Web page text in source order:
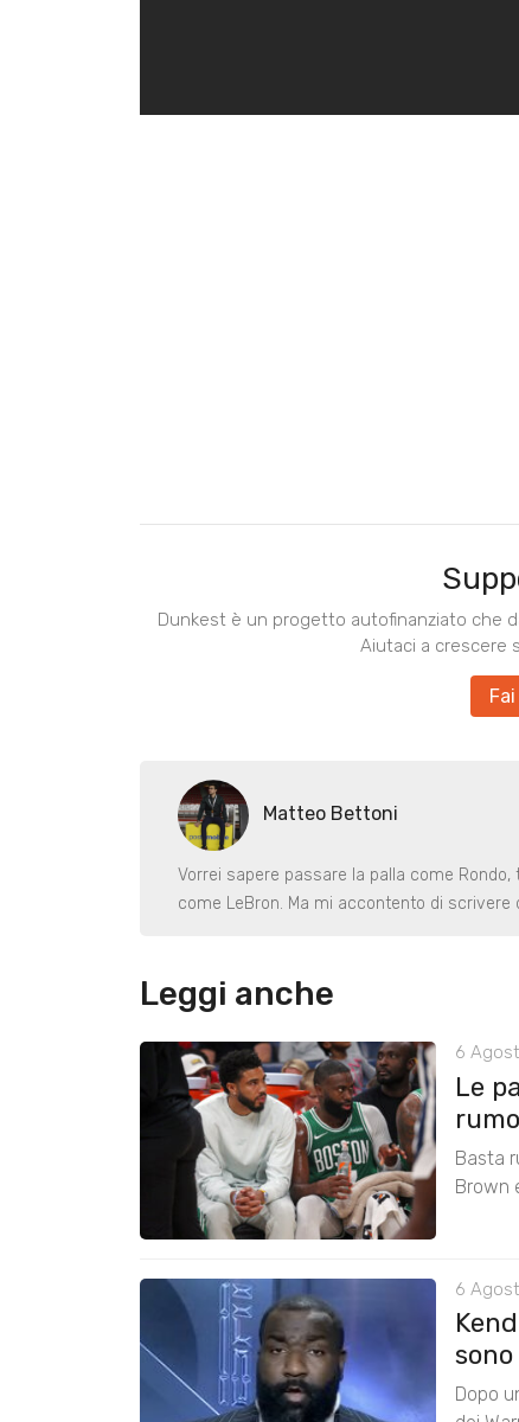
Dunkest è un progetto autofinanziato che
Aiutaci a crescere
Matteo Bettoni
Vorrei sapere passare la palla come
come LeBron. Ma mi accontento di
Leggi anche
6
Le
Basta
Brown
6
Dopo